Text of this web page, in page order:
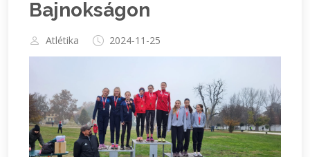
Bajnokságon
Atlétika 2024-11-25